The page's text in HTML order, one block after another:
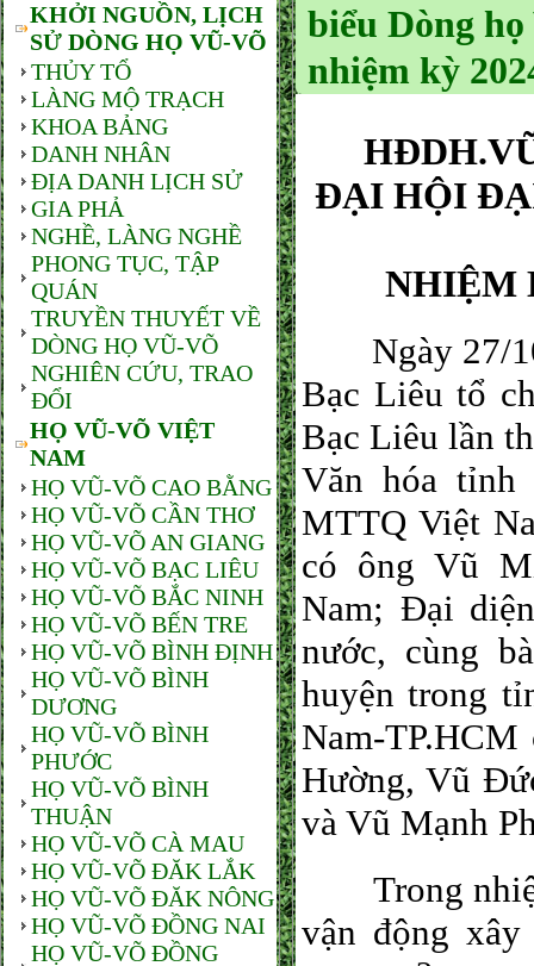
KHỞI NGUỒN, LỊCH
SỬ DÒNG HỌ VŨ-VÕ
THỦY TỔ
LÀNG MỘ TRẠCH
KHOA BẢNG
DANH NHÂN
ĐỊA DANH LỊCH SỬ
GIA PHẢ
NGHỀ, LÀNG NGHỀ
PHONG TỤC, TẬP
QUÁN
TRUYỀN THUYẾT VỀ
DÒNG HỌ VŨ-VÕ
NGHIÊN CỨU, TRAO
ĐỔI
HỌ VŨ-VÕ VIỆT
NAM
HỌ VŨ-VÕ CAO BẰNG
HỌ VŨ-VÕ CẦN THƠ
HỌ VŨ-VÕ AN GIANG
HỌ VŨ-VÕ BẠC LIÊU
HỌ VŨ-VÕ BẮC NINH
HỌ VŨ-VÕ BẾN TRE
HỌ VŨ-VÕ BÌNH ĐỊNH
HỌ VŨ-VÕ BÌNH
DƯƠNG
HỌ VŨ-VÕ BÌNH
PHƯỚC
HỌ VŨ-VÕ BÌNH
THUẬN
HỌ VŨ-VÕ CÀ MAU
HỌ VŨ-VÕ ĐĂK LẮK
HỌ VŨ-VÕ ĐĂK NÔNG
HỌ VŨ-VÕ ĐỒNG NAI
HỌ VŨ-VÕ ĐỒNG
biểu Dòng
nhiệm kỳ
ĐẠI HỘI
NHIỆM
Ngày 27/
Bạc Liêu tổ
Bạc Liêu lần
Văn hóa
MTTQ Việt
có ông Vũ
Nam; Đại
nước, cùng
huyện trong
Nam-
Hường, Vũ
và Vũ Mạnh
Trong
vận động